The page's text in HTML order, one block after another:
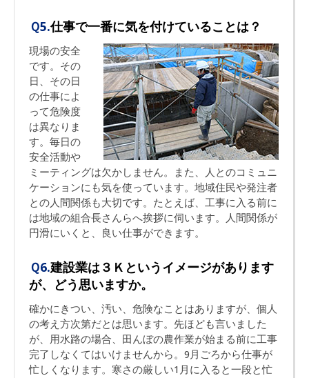
Ｑ5.仕事で一番に気を付けていることは？
現場の安全
です。その
日、その日
の仕事によ
って危険度
は異なりま
す。毎日の
安全活動や
ミーティングは欠かしません。また、人とのコミュニ
ケーションにも気を使っています。地域住民や発注者
との人間関係も大切です。たとえば、工事に入る前に
は地域の組合長さんらへ挨拶に伺います。人間関係が
円滑にいくと、良い仕事ができます。
Ｑ6.建設業は３Ｋというイメージがあります
が、どう思いますか。
確かにきつい、汚い、危険なことはありますが、個人
の考え方次第だとは思います。先ほども言いました
が、用水路の場合、田んぼの農作業が始まる前に工事
完了しなくてはいけませんから。9月ごろから仕事が
忙しくなります。寒さの厳しい1月に入ると一段と忙